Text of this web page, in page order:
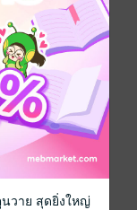
pdf
พฤศจิกายน 2563
20 หน้า
10 บาท
ดูทั้งหมด
นวาย สุดยิ่งใหญ่